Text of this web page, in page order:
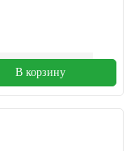
В корзину